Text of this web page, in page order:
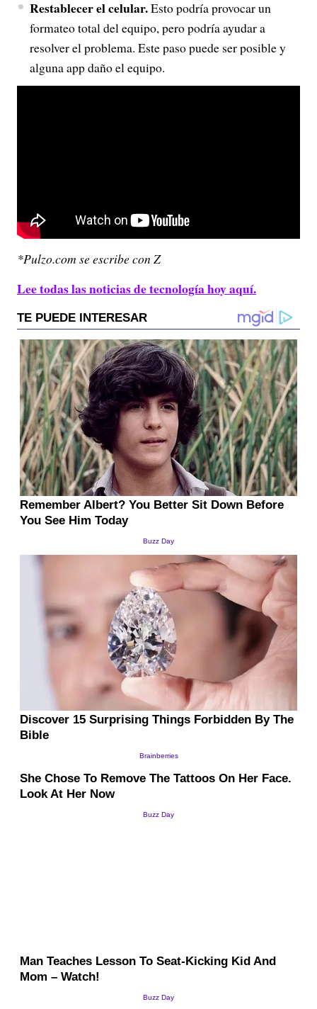
Restablecer el celular.Esto podría provocar un
formateo total del equipo, pero podría ayudar a
resolver el problema. Este paso puede ser posible y
alguna app daño el equipo.
*Pulzo.com se escribe con Z
Lee todas las noticias de tecnología hoy aquí.